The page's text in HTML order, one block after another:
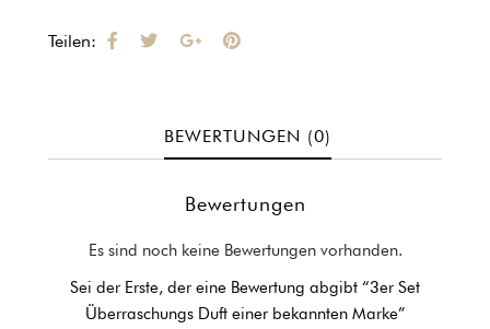
Teilen:
BEWERTUNGEN (0)
Bewertungen
Es sind noch keine Bewertungen vorhanden.
Sei der Erste, der eine Bewertung abgibt “3er Set
Überraschungs Duft einer bekannten Marke”